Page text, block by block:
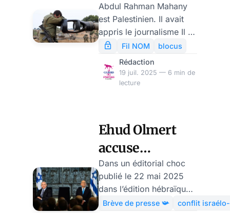
jeune
Palestinien qui
a échappé à
l’enfer de Gaza !
par Abdul
Abdul Rahman Mahany
est Palestinien. Il avait
appris le journalisme Il a
réussi à sortir de la
Bande de Gaza. Il veut
témoigner. Il a accepté
de nous livrer son
manière distanciée, en
interpelant ce qu’il
appelle « le silence
assourdissant » du
monde face au
génocide.
Fil NOM
blocus
Rédaction
19 juil. 2025 — 6 min de
lecture
Ehud Olmert
accuse
Benyamin
Netanyahou de
mener une «
Dans un éditorial choc
publié le 22 mai 2025
dans l’édition hébraïque
de Haaretz, l’ancien
Brève de presse 📯
conflit